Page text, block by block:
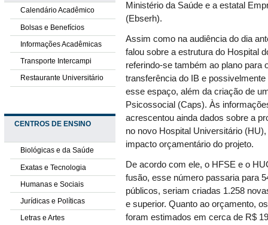
Calendário Acadêmico
Bolsas e Benefícios
Informações Acadêmicas
Transporte Intercampi
Restaurante Universitário
CENTROS DE ENSINO
Biológicas e da Saúde
Exatas e Tecnologia
Humanas e Sociais
Jurídicas e Políticas
Letras e Artes
Ministério da Saúde e a estatal
(Ebserh).
Assim como na audiência do dia
falou sobre a estrutura do Hospital
referindo-se também ao plano para
transferência do IB e
esse espaço, além da criação de
Psicossocial (Caps). Às
acrescentou ainda dados sobre a
no novo Hospital Universitário
impacto orçamentário do projeto.
De acordo com ele, o HFSE e o
fusão, esse número passaria para
públicos, seriam criadas 1.258
e superior. Quanto ao orçamento,
foram estimados em cerca de R$